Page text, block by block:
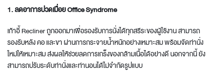
1. ลดอาการปวดเมื่อย Office Syndrome
เก้าอี้ Recliner ถูกออกมาเพื่อรองรับการนั่งได้ทุกสรีระของผู้ใช้งาน สามารถ
รองรับหลัง คอ และขา ผ่านการกระจายน้ำหนักอย่างเหมาะสม พร้อมจัดท่านั่ง
ใหม่ให้เหมาะสม ส่งผลให้ช่วยลดการเกร็งของกล้ามเนื้อได้อย่างดี นอกจากนี้ ยัง
สามารถปรับระดับท่านั่งและท่านอนได้ไม่จำกัดรูปแบบ